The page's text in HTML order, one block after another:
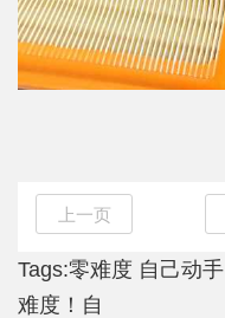
上一页
Tags:零难度 自己动手
难度！自